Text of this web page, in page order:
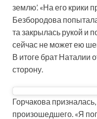
землю’. «На его
Безбородова
та закрылась рукой и
сейчас не может ею
В итоге брат Наталии
сторону.
Горчакова
произошедшего. «Я